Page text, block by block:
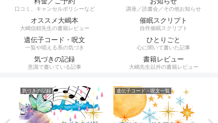
口コミ、キャンセルポリシーなど 講座／読書会／その他お知らせ
オススメ大嶋本
大嶋信頼先生の書籍レビュー
催眠スクリプト
自作催眠スクリプト
遺伝子コード・呪文
一覧や唱える系の気づき
ひとりごと
心に聞いて書いた記事
気づきの記録
意識で書いている記事
書籍レビュー
大嶋先生以外の書籍レビュー
気づきの記録 遺伝子コード・呪文一覧